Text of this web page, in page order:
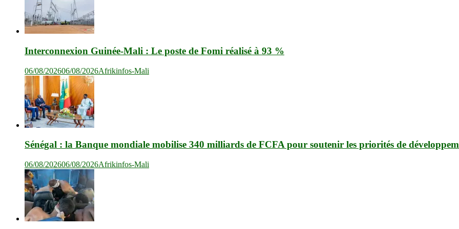
Interconnexion Guinée-Mali : Le poste de Fomi réalisé à 93 %
06/08/202606/08/2026Afrikinfos-Mali
Sénégal : la Banque mondiale mobilise 340 milliards de FCFA pour soutenir les priorités de
06/08/202606/08/2026Afrikinfos-Mali